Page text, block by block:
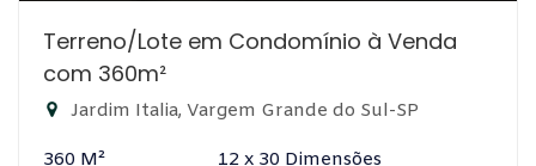
Terreno/Lote em Condomínio à Venda
com 360m²
Jardim Italia, Vargem Grande do Sul-SP
360 M² 12 x 30 Dimensões